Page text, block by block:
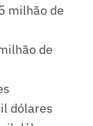
milhão de
de
dólares